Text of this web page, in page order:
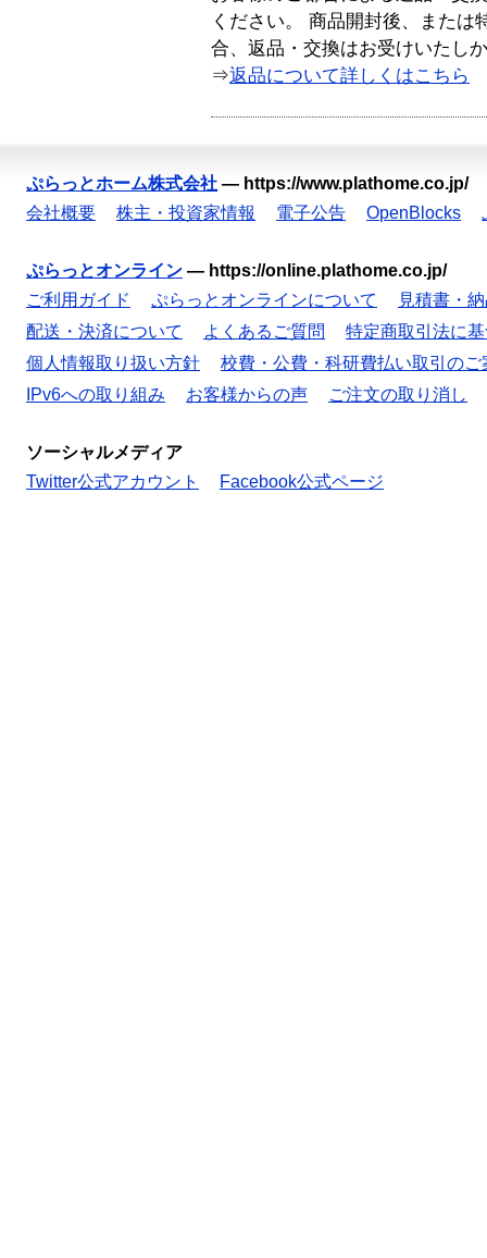
ください。 商品開封後、または
合、返品・交換はお受けいたし
⇒返品について詳しくはこちら
ぷらっとホーム株式会社 — https://www.plathome.co.jp/
会社概要
株主・投資家情報 電子公告 OpenBlocks
ぷらっとオンライン — https://online.plathome.co.jp/
ご利用ガイド
ぷらっとオンラインについて
見積書・
配送・決済について
よくあるご質問
特定商取引法に
個人情報取り扱い方針
校費・公費・科研費払い取引のご
IPv6への取り組み
お客様からの声 ご注文の取り消し
ソーシャルメディア
Twitter公式アカウント
Facebook公式ページ